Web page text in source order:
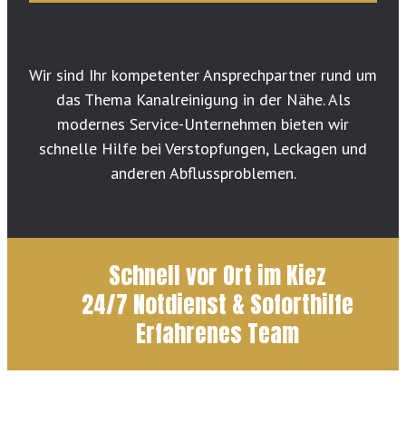
Wir sind Ihr kompetenter Ansprechpartner rund um
das Thema Kanalreinigung in der Nähe. Als
modernes Service-Unternehmen bieten wir
schnelle Hilfe bei Verstopfungen, Leckagen und
anderen Abflussproblemen.
Schnell vor Ort im Kiez
24/7 Notdienst & Soforthilfe
Erfahrenes Team